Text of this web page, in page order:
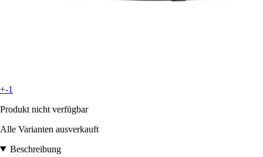
+-1
Produkt nicht verfügbar
Alle Varianten ausverkauft
Beschreibung